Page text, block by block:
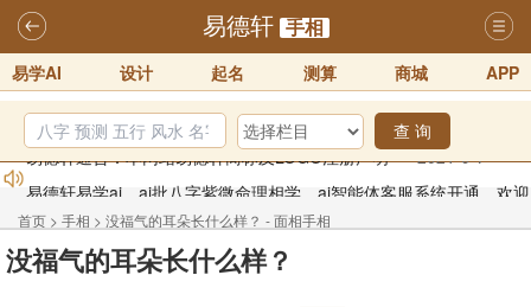
易德轩 手相
易学AI 设计 起名 测算 商城 APP
查 询
易德轩易学ai，ai批八字紫微命理相学，ai智能体客服系统开通，欢迎
体验！！
2025-07-01
易德轩网重构及升能完成，欢迎大家来体验新程序及感觉！！
首页 > 手相 > 没福气的耳朵长什么样？ - 面相手相
没福气的耳朵长什么样？